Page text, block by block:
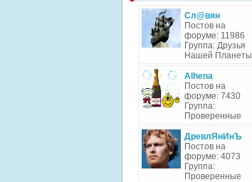
Сл@вян
Постов на
форуме: 11986
Группа: Друзья
Нашей Планеты
Alhena
Постов на
форуме: 7430
Группа:
Проверенные
ДревлЯнИнЪ
Постов на
форуме: 4073
Группа:
Проверенные